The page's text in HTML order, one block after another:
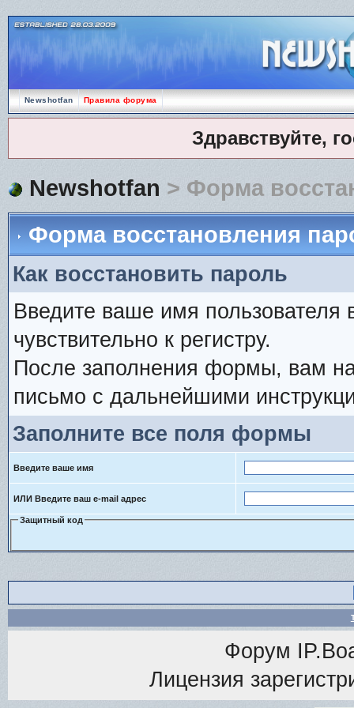
Newshotfan Правила форума
Здравствуйте,
Newshotfan > Форма
Форма восстановления
Как восстановить пароль
Введите ваше имя
чувствительно к регистру.
После заполнения формы, вам на
письмо с дальнейшими
Заполните все поля формы
Введите ваше имя
ИЛИ Введите ваш e-mail адрес
Защитный код
Форум
Лицензия